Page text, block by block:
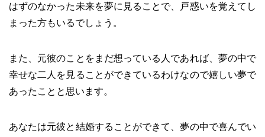
はずのなかった未来を夢に見ることで、戸惑いを覚えてし
まった方もいるでしょう。
また、元彼のことをまだ想っている人であれば、夢の中で
幸せな二人を見ることができているわけなので嬉しい夢で
あったことと思います。
あなたは元彼と結婚することができて、夢の中で喜んでい